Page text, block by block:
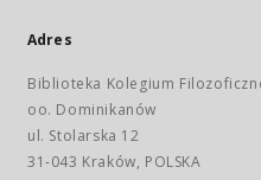
Adres
Biblioteka Kolegium
oo. Dominikanów
ul. Stolarska 12
31-043 Kraków, POLSKA